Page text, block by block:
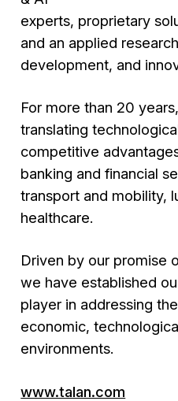
experts, proprietary
and an applied
development, and
For more than 20
translating
competitive
banking and financial
transport and mobility,
healthcare.
Driven by our promise
we have established
player in addressing
economic,
environments.
www.talan.com